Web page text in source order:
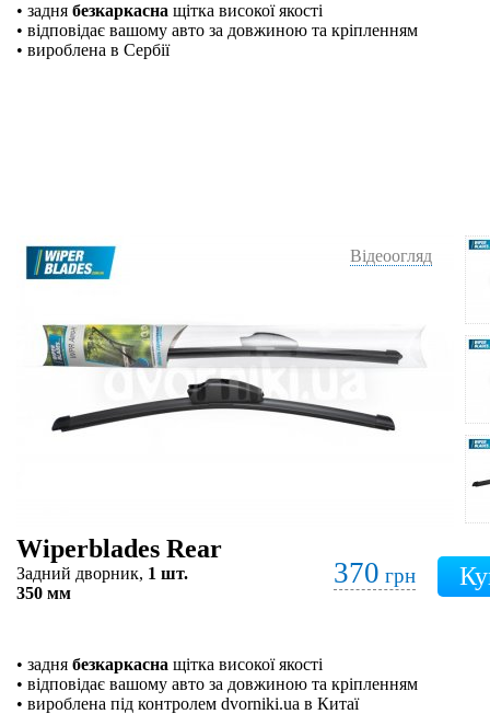
• задня безкаркасна щітка високої якості
• відповідає вашому авто за довжиною та кріпленням
• вироблена в Сербії
Відеоогляд
Wiperblades Rear
Задний дворник, 1 шт.
350 мм
370 грн
• задня безкаркасна щітка високої якості
• відповідає вашому авто за довжиною та кріпленням
• вироблена під контролем dvorniki.ua в Китаї